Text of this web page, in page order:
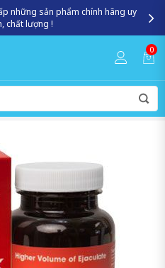
những sản phẩm chính hãng uy
chất lượng !
0